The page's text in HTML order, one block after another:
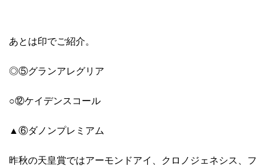
あとは印でご紹介。
◎⑤グランアレグリア
○⑫ケイデンスコール
▲⑥ダノンプレミアム
昨秋の天皇賞ではアーモンドアイ、クロノジェネシス、フ